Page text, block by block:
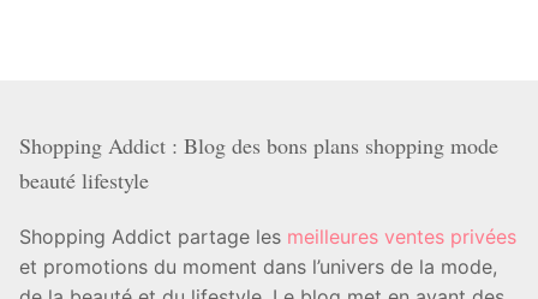
Shopping Addict : Blog des bons plans shopping mode
beauté lifestyle
Shopping Addict partage les meilleures ventes privées
et promotions du moment dans l’univers de la mode,